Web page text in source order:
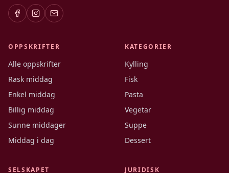
OPPSKRIFTER
Alle oppskrifter
Rask middag
Enkel middag
Billig middag
Sunne middager
Middag i dag
KATEGORIER
Kylling
Fisk
Pasta
Vegetar
Suppe
Dessert
SELSKAPET JURIDISK